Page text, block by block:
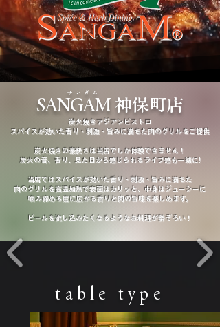
​サンガム
SANGAM 神保町店
炭火焼きアジアンビストロ
スパイスが効いた香り・刺激・旨みに満ちた肉のグリルをご提供
炭火焼きの豪快さは当店でしか体験できません！
炭火の音、香り、見た目から感じられるライブ感も一緒に!
当店ではスパイスが効いた香り・刺激・旨みに満ちた
肉のグリルを高温加熱で表面はカリッと、中身はジューシーに
噛み締める度に広がる香りと肉の旨味を楽しめます。
ビールを流し込みたくなるようなお料理が勢ぞろい！
table type